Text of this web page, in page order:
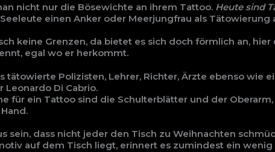
nicht nur die Bösewichte an ihrem Tattoo. Heute sind
einen Anker oder Meerjungfrau als Tätowierung
keine Grenzen, da bietet es sich doch förmlich an,
egal wo er herkommt.
tätowierte Polizisten, Lehrer, Richter, Ärzte ebenso wie
Leonardo Di Cabrio.
für ein Tattoo sind die Schulterblätter und der
sein, dass nicht jeder den Tisch zu Weihnachten
auf dem Tisch liegt, erinnert es zumindest ein wenig